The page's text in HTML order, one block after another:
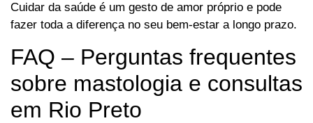
Cuidar da saúde é um gesto de amor próprio e pode
fazer toda a diferença no seu bem-estar a longo prazo.
FAQ – Perguntas frequentes
sobre mastologia e consultas
em Rio Preto